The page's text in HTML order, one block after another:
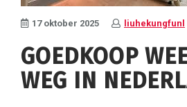
17 oktober 2025 liuhekungfunl
GOEDKOOP
WEG IN